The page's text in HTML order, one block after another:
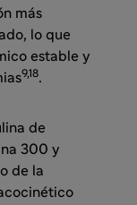
más
lo que
estable y
9,18.
de
300 y
de la